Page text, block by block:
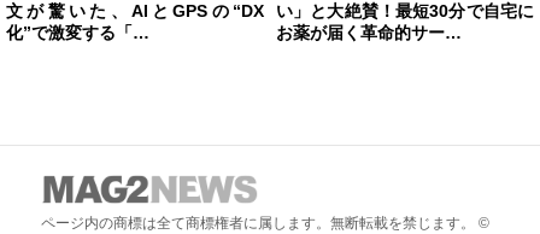
文が驚いた、AIとGPSの“DX
化”で激変する「…
い」と大絶賛！最短30分で自宅に
お薬が届く革命的サー…
ページ内の商標は全て商標権者に属します。無断転載を禁じます。 ©